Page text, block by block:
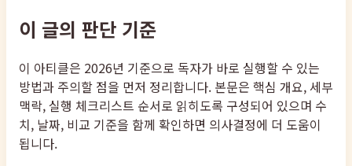
이 글의 판단 기준
이 아티클은 2026년 기준으로 독자가 바로 실행할 수 있는
방법과 주의할 점을 먼저 정리합니다. 본문은 핵심 개요, 세부
맥락, 실행 체크리스트 순서로 읽히도록 구성되어 있으며 수
치, 날짜, 비교 기준을 함께 확인하면 의사결정에 더 도움이
됩니다.